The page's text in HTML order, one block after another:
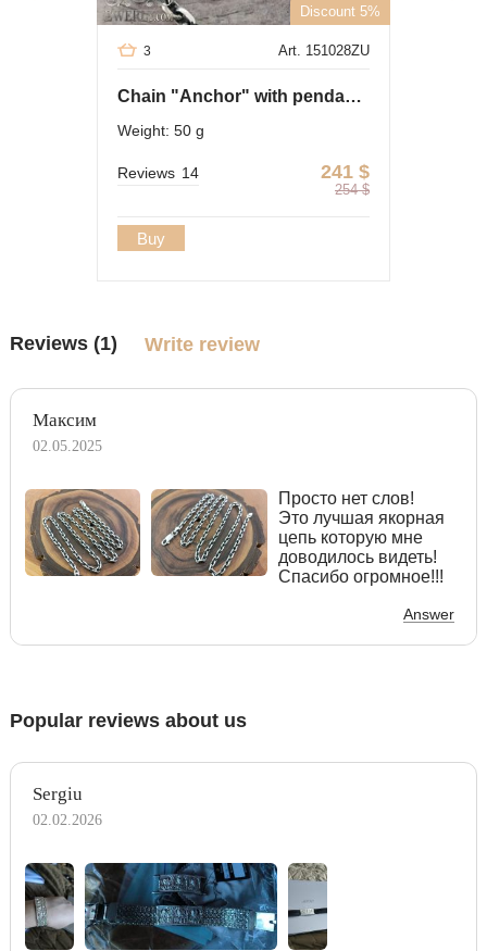
Discount 5%
Art. 151028ZU
3
Chain "Anchor" with pendant - icon "Prince Vladimir"
Weight: 50 g
241 $
254 $
Reviews 14
Buy
Reviews (1) Write review
Максим
02.05.2025
Просто нет слов!
Это лучшая якорная
цепь которую мне
доводилось видеть!
Спасибо огромное!!!
Answer
Popular reviews about us
Sergiu
02.02.2026